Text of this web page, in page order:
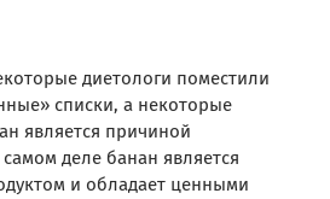
диетологи поместили
списки, а некоторые
является причиной
деле банан является
и обладает ценными